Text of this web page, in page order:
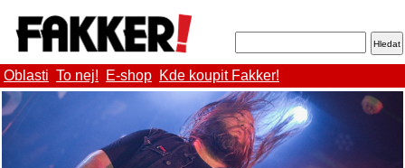
Oblasti To nej! E-shop Kde koupit Fakker!